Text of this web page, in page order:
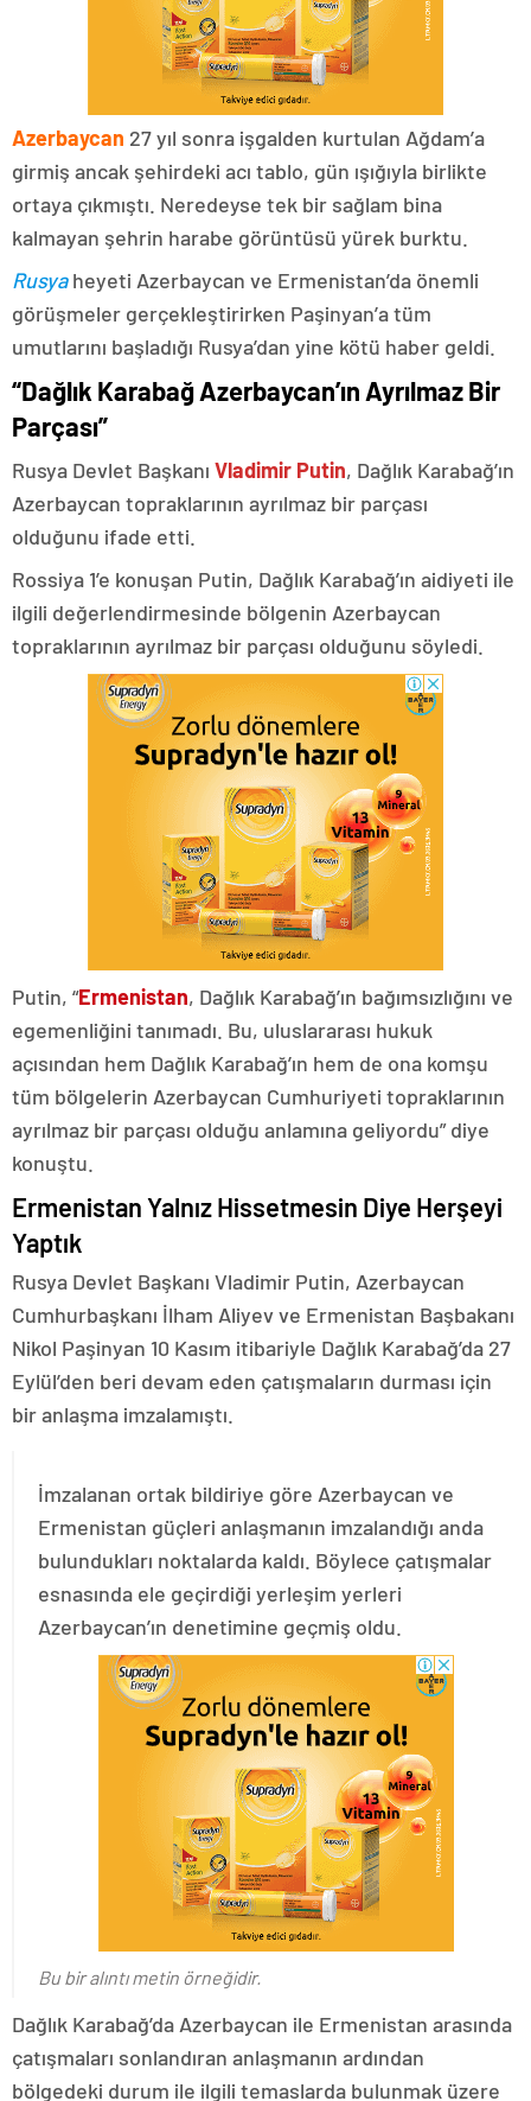
Azerbaycan 27 yıl sonra işgalden kurtulan Ağdam’a
girmiş ancak şehirdeki acı tablo, gün ışığıyla birlikte
ortaya çıkmıştı. Neredeyse tek bir sağlam bina
kalmayan şehrin harabe görüntüsü yürek burktu.
Rusyaheyeti Azerbaycan ve Ermenistan’da önemli
görüşmeler gerçekleştirirken Paşinyan’a tüm
umutlarını başladığı Rusya’dan yine kötü haber geldi.
“Dağlık Karabağ Azerbaycan’ın Ayrılmaz Bir
Parçası”
Rusya Devlet Başkanı Vladimir Putin, Dağlık Karabağ’ın
Azerbaycan topraklarının ayrılmaz bir parçası
olduğunu ifade etti.
Rossiya 1’e konuşan Putin, Dağlık Karabağ’ın aidiyeti ile
ilgili değerlendirmesinde bölgenin Azerbaycan
topraklarının ayrılmaz bir parçası olduğunu söyledi.
Putin, “Ermenistan, Dağlık Karabağ’ın bağımsızlığını ve
egemenliğini tanımadı. Bu, uluslararası hukuk
açısından hem Dağlık Karabağ’ın hem de ona komşu
tüm bölgelerin Azerbaycan Cumhuriyeti topraklarının
ayrılmaz bir parçası olduğu anlamına geliyordu” diye
konuştu.
Ermenistan Yalnız Hissetmesin Diye Herşeyi
Yaptık
Rusya Devlet Başkanı Vladimir Putin, Azerbaycan
Cumhurbaşkanı İlham Aliyev ve Ermenistan Başbakanı
Nikol Paşinyan 10 Kasım itibariyle Dağlık Karabağ’da 27
Eylül’den beri devam eden çatışmaların durması için
bir anlaşma imzalamıştı.
İmzalanan ortak bildiriye göre Azerbaycan ve
Ermenistan güçleri anlaşmanın imzalandığı anda
bulundukları noktalarda kaldı. Böylece çatışmalar
esnasında ele geçirdiği yerleşim yerleri
Azerbaycan’ın denetimine geçmiş oldu.
Bu bir alıntı metin örneğidir.
Dağlık Karabağ’da Azerbaycan ile Ermenistan arasında
çatışmaları sonlandıran anlaşmanın ardından
bölgedeki durum ile ilgili temaslarda bulunmak üzere